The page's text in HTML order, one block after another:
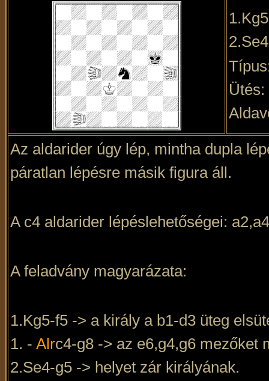
Az aldarider úgy lép, mintha dupla
páratlan lépésre másik figura áll.
A c4 aldarider lépéslehetőségei:
A feladvány magyarázata:
1.Kg5-f5 -> a király a b1-d3 üteg
1. - Alrc4-g8 -> az e6,g4,g6 mezőket
2.Se4-g5 -> helyet zár királyának.